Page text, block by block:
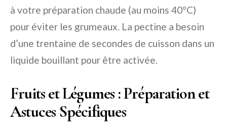
à votre préparation chaude (au moins 40°C)
pour éviter les grumeaux. La pectine a besoin
d’une trentaine de secondes de cuisson dans un
liquide bouillant pour être activée.
Fruits et Légumes : Préparation et
Astuces Spécifiques